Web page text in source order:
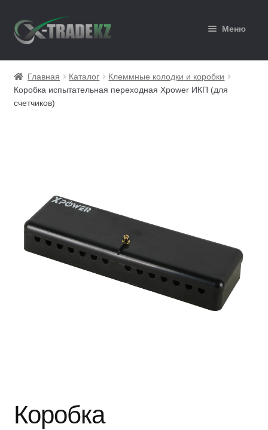
Перейти
к
Перейти
к
Меню
Главная
Каталог
Главная Каталог
Клеммные колодки и коробки
Коробка испытательная переходная Xpower ИКП (для
счетчиков)
Коробка